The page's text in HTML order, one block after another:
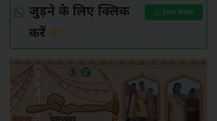
जुड़ने के लिए क्लिक
करें
Join Now